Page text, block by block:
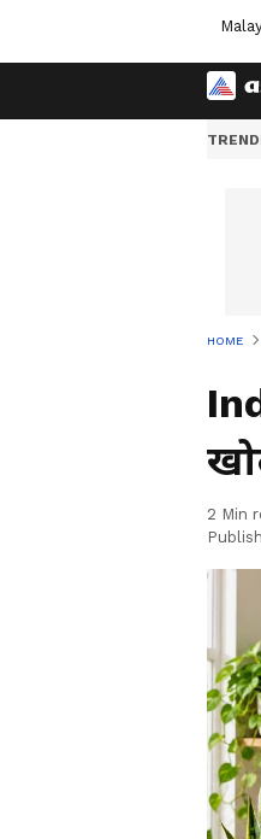
HOME
2 Min